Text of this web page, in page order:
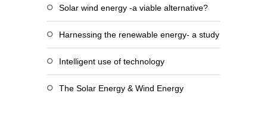
Solar wind energy -a viable alternative?
Harnessing the renewable energy- a study
Intelligent use of technology
The Solar Energy & Wind Energy